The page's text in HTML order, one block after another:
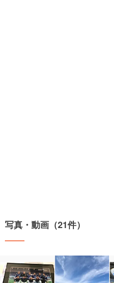
写真・動画（21件）